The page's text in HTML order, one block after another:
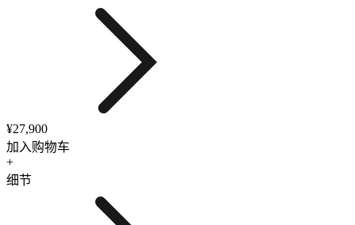
¥27,900
加入购物车
+
细节